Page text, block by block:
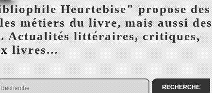
Heurtebise" propose des
métiers du livre, mais aussi des
Actualités littéraires, critiques,
livres...